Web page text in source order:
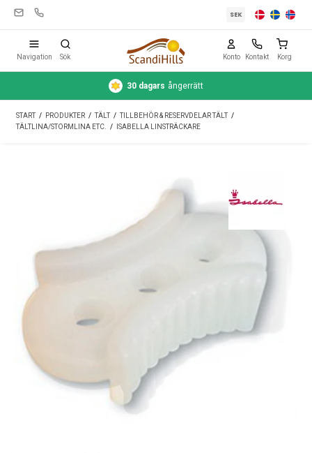
Tält
Vatten
Elartiklar
Väderstationer
SEK
Navigation Sök Konto Kontakt Korg
30 dagars ångerrätt
START / PRODUKTER / TÄLT / TILLBEHÖR & RESERVDELAR TÄLT /
TÄLTLINA/STORMLINA ETC.
/ ISABELLA LINSTRÄCKARE